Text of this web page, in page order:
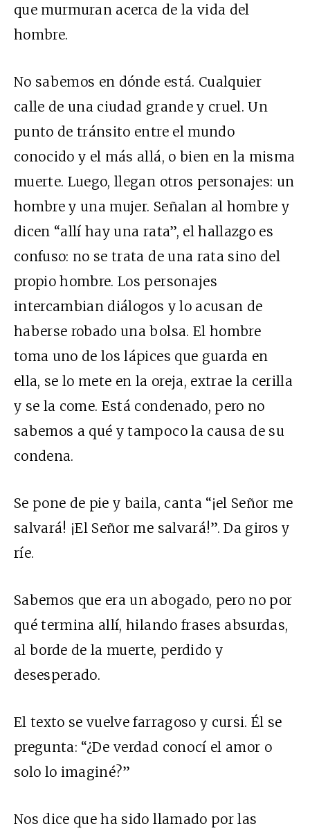
que murmuran acerca de la vida del
hombre.
No sabemos en dónde está. Cualquier
calle de una ciudad grande y cruel. Un
punto de tránsito entre el mundo
conocido y el más allá, o bien en la misma
muerte. Luego, llegan otros personajes: un
hombre y una mujer. Señalan al hombre y
dicen “allí hay una rata”, el hallazgo es
confuso: no se trata de una rata sino del
propio hombre. Los personajes
intercambian diálogos y lo acusan de
haberse robado una bolsa. El hombre
toma uno de los lápices que guarda en
ella, se lo mete en la oreja, extrae la cerilla
y se la come. Está condenado, pero no
sabemos a qué y tampoco la causa de su
condena.
Se pone de pie y baila, canta “¡el Señor me
salvará! ¡El Señor me salvará!”. Da giros y
ríe.
Sabemos que era un abogado, pero no por
qué termina allí, hilando frases absurdas,
al borde de la muerte, perdido y
desesperado.
El texto se vuelve farragoso y cursi. Él se
pregunta: “¿De verdad conocí el amor o
solo lo imaginé?”
Nos dice que ha sido llamado por las